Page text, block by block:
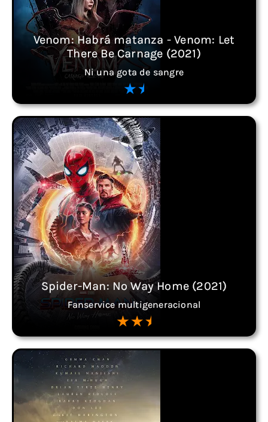
Venom: Habrá matanza - Venom: Let
There Be Carnage (2021)
Ni una gota de sangre
Spider-Man: No Way Home (2021)
Fanservice multigeneracional